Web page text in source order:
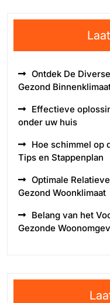
Ontdek De
Gezond
Effectieve
onder uw huis
Hoe schimmel op
Tips en Stappenplan
Optimale
Gezond Woonklimaat
Belang van het
Gezonde